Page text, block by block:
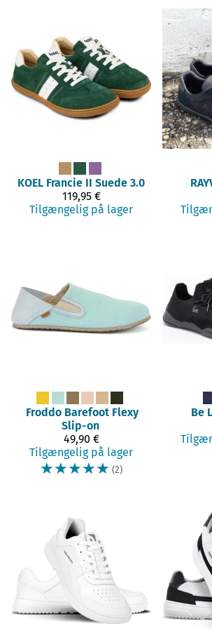
KOEL Francie II Suede 3.0
119,95 €
Tilgængelig på lager
Froddo Barefoot Flexy
Slip-on
49,90 €
Tilgængelig på lager
☆☆☆☆☆ (2)
Be